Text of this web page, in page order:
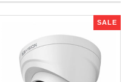
SALE